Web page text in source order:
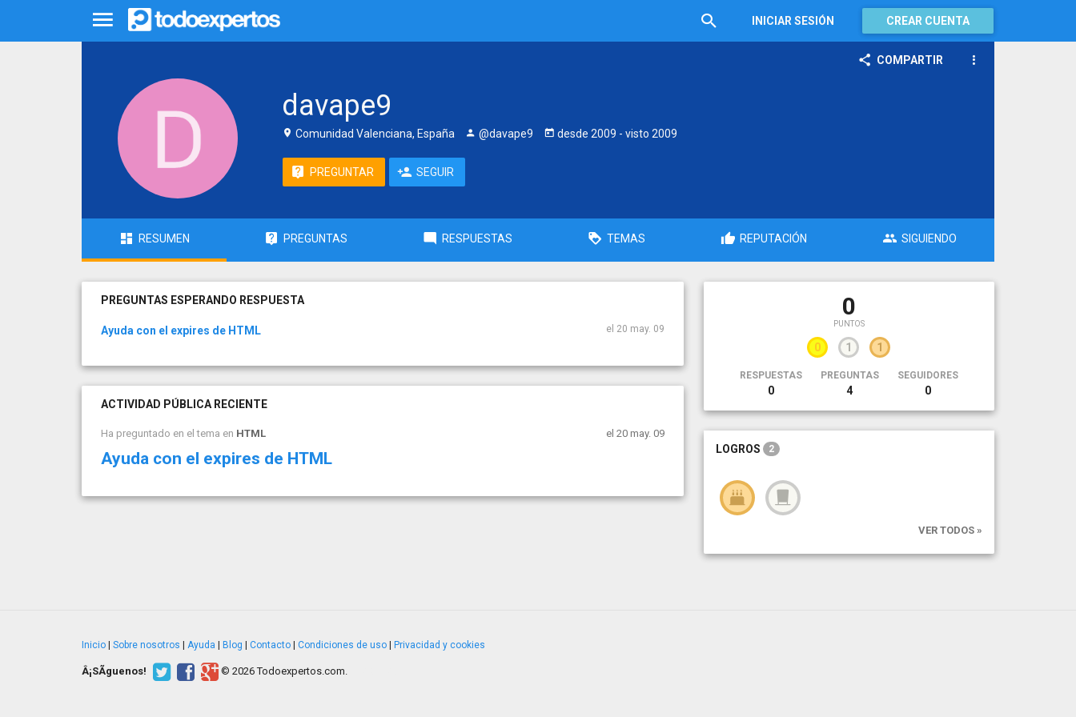
INICIAR SESIÓN CREAR CUENTA
COMPARTIR
davape9
Comunidad Valenciana, España @davape9 desde 2009 - visto 2009
PREGUNTAR SEGUIR
RESUMEN PREGUNTAS RESPUESTAS TEMAS REPUTACIÓN SIGUIENDO
PREGUNTAS ESPERANDO RESPUESTA
Ayuda con el expires de HTML el 20 may. 09
ACTIVIDAD PÚBLICA RECIENTE
Ha preguntado en el tema en HTML el 20 may. 09
Ayuda con el expires de HTML
0
PUNTOS
0 1 1
RESPUESTAS
0
PREGUNTAS
4
SEGUIDORES
0
LOGROS 2
VER TODOS »
Inicio Sobre nosotros Ayuda Blog Contacto Condiciones de uso Privacidad y cookies
Â¡SÃ­guenos! © 2026 Todoexpertos.com.